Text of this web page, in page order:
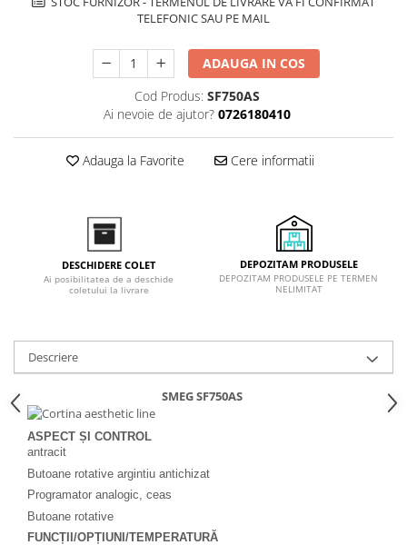
Plite cu hota integrata
TELEFONIC SAU PE MAIL
ADAUGA IN COS
Cod Produs: SF750AS
Ai nevoie de ajutor? 0726180410
Adauga la Favorite Cere informatii
DESCHIDERE COLET
Ai posibilitatea de a deschide
coletului la livrare
DEPOZITAM PRODUSELE
DEPOZITAM PRODUSELE PE TERMEN
NELIMITAT
Descriere
SMEG SF750AS
ASPECT ȘI CONTROL
antracit
Butoane rotative argintiu antichizat
Programator analogic, ceas
Butoane rotative
FUNCȚII/OPȚIUNI/TEMPERATURĂ